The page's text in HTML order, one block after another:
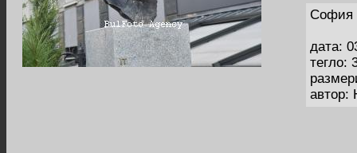
София
дата:
тегло:
автор: